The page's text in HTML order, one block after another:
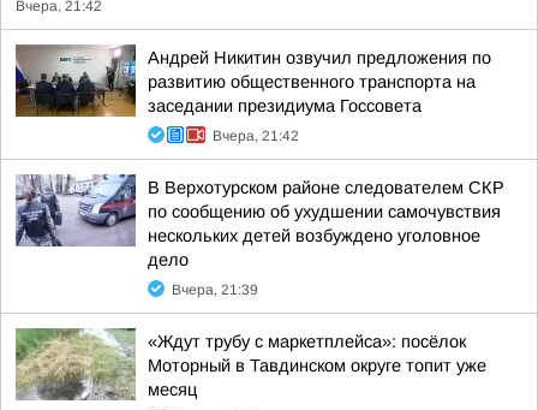
Вчера, 21:42
Андрей Никитин озвучил предложения по
развитию общественного транспорта на
заседании президиума Госсовета
Вчера, 21:42
В Верхотурском районе следователем СКР
по сообщению об ухудшении самочувствия
нескольких детей возбуждено уголовное
дело
Вчера, 21:39
«Ждут трубу с маркетплейса»: посёлок
Моторный в Тавдинском округе топит уже
месяц